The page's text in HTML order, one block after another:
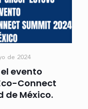
de 2024
evento
Connect
de México.